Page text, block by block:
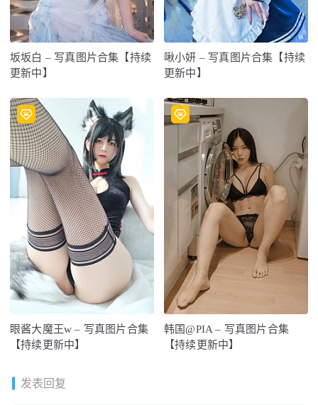
坂坂白 – 写真图片合集【持续
更新中】
啾小妍 – 写真图片合集【持续
更新中】
眼酱大魔王w – 写真图片合集
【持续更新中】
韩国@PIA – 写真图片合集
【持续更新中】
发表回复